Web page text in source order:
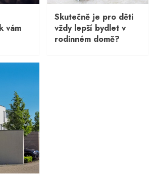
vám
Skutečně je pro děti
vždy lepší bydlet v
rodinném domě?